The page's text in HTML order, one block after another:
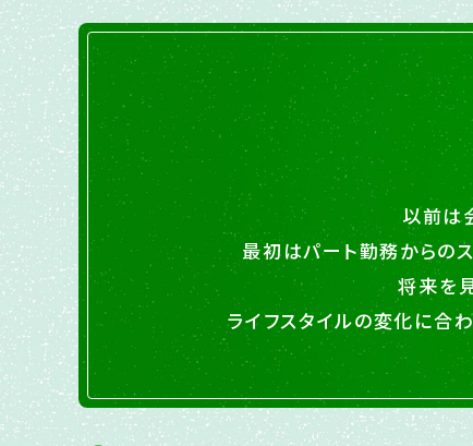
以前は
最初はパート勤務からの
将来を
ライフスタイルの変化に合